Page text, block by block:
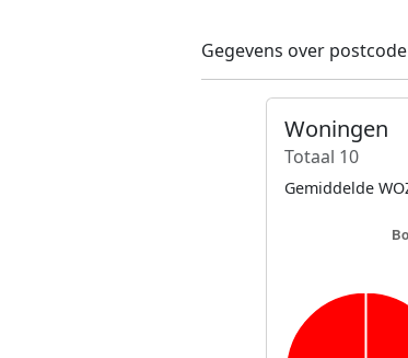
Gegevens over
Woningen
Totaal 10
Gemiddelde